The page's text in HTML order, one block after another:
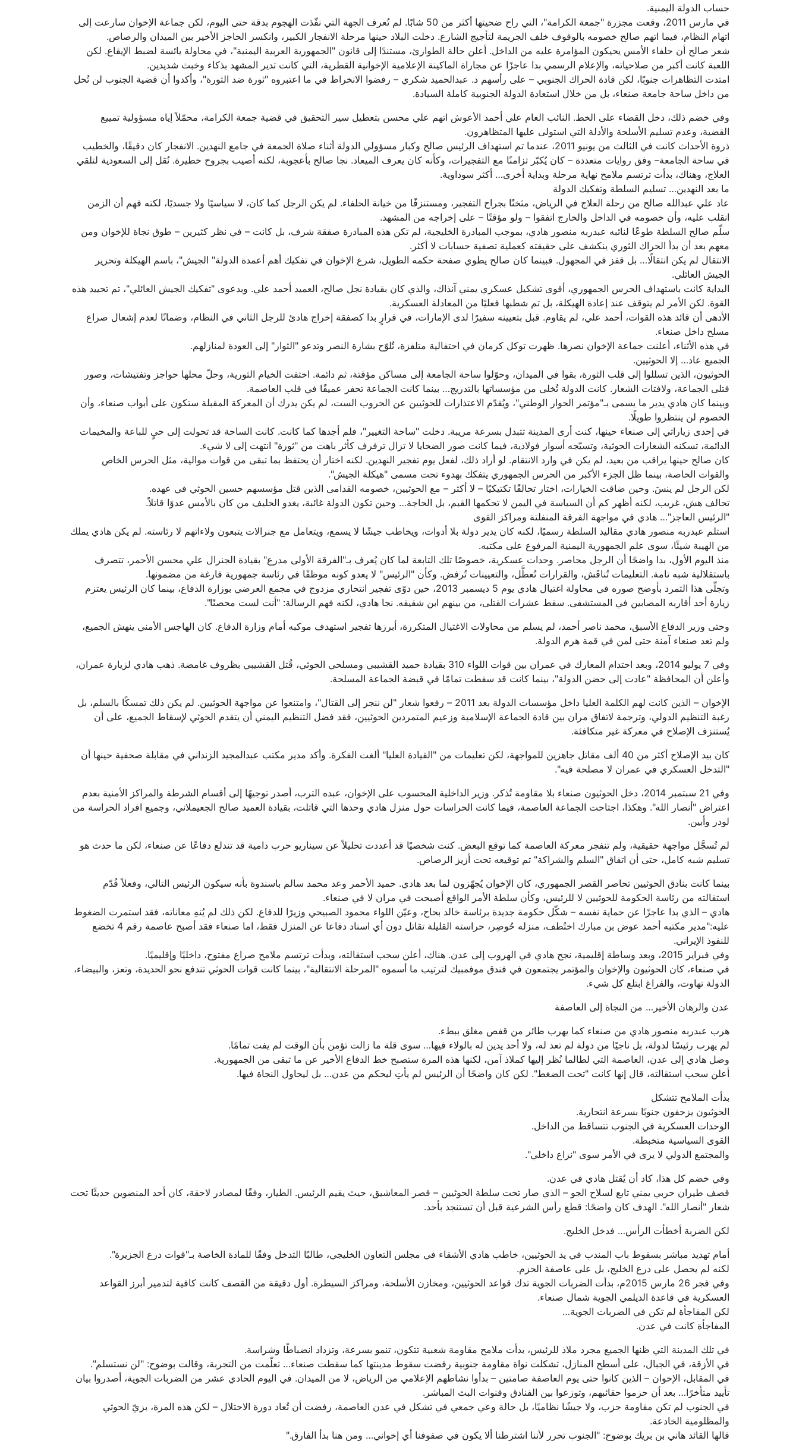
حساب الدولة اليمنية.
في مارس 2011، وقعت مجزرة "جمعة الكرامة"، التي راح ضحيتها أكثر من 50 شابًا. لم تُعرف الجهة التي نفّذت الهجوم بدقة حتى اليوم، لكن جماعة الإخوان سارعت إلى
اتهام النظام، فيما اتهم صالح خصومه بالوقوف خلف الجريمة لتأجيج الشارع. دخلت البلاد حينها مرحلة الانفجار الكبير، وانكسر الحاجز الأخير بين الميدان والرصاص.
شعر صالح أن حلفاء الأمس يحيكون المؤامرة عليه من الداخل. أعلن حالة الطوارئ، مستندًا إلى قانون "الجمهورية العربية اليمنية"، في محاولة يائسة لضبط الإيقاع. لكن
اللعبة كانت أكبر من صلاحياته، والإعلام الرسمي بدا عاجزًا عن مجاراة الماكينة الإعلامية الإخوانية القطرية، التي كانت تدير المشهد بذكاء وخبث شديدين.
امتدت التظاهرات جنوبًا، لكن قادة الحراك الجنوبي – على رأسهم د. عبدالحميد شكري – رفضوا الانخراط في ما اعتبروه "ثورة ضد الثورة"، وأكدوا أن قضية الجنوب لن تُحل
من داخل ساحة جامعة صنعاء، بل من خلال استعادة الدولة الجنوبية كاملة السيادة.
وفي خضم ذلك، دخل القضاء على الخط. النائب العام علي أحمد الأعوش اتهم علي محسن بتعطيل سير التحقيق في قضية جمعة الكرامة، محمّلاً إياه مسؤولية تمييع
القضية، وعدم تسليم الأسلحة والأدلة التي استولى عليها المتظاهرون.
ذروة الأحداث كانت في الثالث من يونيو 2011، عندما تم استهداف الرئيس صالح وكبار مسؤولي الدولة أثناء صلاة الجمعة في جامع النهدين. الانفجار كان دقيقًا، والخطيب
في ساحة الجامعة– وفق روايات متعددة – كان يُكبّر تزامنًا مع التفجيرات، وكأنه كان يعرف الميعاد. نجا صالح بأعجوبة، لكنه أصيب بجروح خطيرة. نُقل إلى السعودية لتلقي
العلاج، وهناك، بدأت ترتسم ملامح نهاية مرحلة وبداية أخرى… أكثر سوداوية.
ما بعد النهدين… تسليم السلطة وتفكيك الدولة
عاد علي عبدالله صالح من رحلة العلاج في الرياض، مثخنًا بجراح التفجير، ومستنزفًا من خيانة الحلفاء. لم يكن الرجل كما كان، لا سياسيًا ولا جسديًا، لكنه فهم أن الزمن
انقلب عليه، وأن خصومه في الداخل والخارج اتفقوا – ولو مؤقتًا – على إخراجه من المشهد.
سلّم صالح السلطة طوعًا لنائبه عبدربه منصور هادي، بموجب المبادرة الخليجية، لم تكن هذه المبادرة صفقة شرف، بل كانت – في نظر كثيرين – طوق نجاة للإخوان ومن
معهم بعد أن بدأ الحراك الثوري ينكشف على حقيقته كعملية تصفية حسابات لا أكثر.
الانتقال لم يكن انتقالًا… بل قفز في المجهول. فبينما كان صالح يطوي صفحة حكمه الطويل، شرع الإخوان في تفكيك أهم أعمدة الدولة" الجيش"، باسم الهيكلة وتحرير
الجيش العائلي.
البداية كانت باستهداف الحرس الجمهوري، أقوى تشكيل عسكري يمني آنذاك، والذي كان بقيادة نجل صالح، العميد أحمد علي. وبدعوى "تفكيك الجيش العائلي"، تم تحييد هذه
القوة. لكن الأمر لم يتوقف عند إعادة الهيكلة، بل تم شطبها فعليًا من المعادلة العسكرية.
الأدهى أن قائد هذه القوات، أحمد علي، لم يقاوم. قبل بتعيينه سفيرًا لدى الإمارات، في قرارٍ بدا كصفقة إخراج هادئ للرجل الثاني في النظام، وضمانًا لعدم إشعال صراع
مسلح داخل صنعاء.
في هذه الأثناء، أعلنت جماعة الإخوان نصرها. ظهرت توكل كرمان في احتفالية متلفزة، تُلوّح بشارة النصر وتدعو "الثوار" إلى العودة لمنازلهم.
الجميع عاد… إلا الحوثيين.
الحوثيون، الذين تسللوا إلى قلب الثورة، بقوا في الميدان، وحوّلوا ساحة الجامعة إلى مساكن مؤقتة، ثم دائمة. اختفت الخيام الثورية، وحلّ محلها حواجز وتفتيشات، وصور
قتلى الجماعة، ولافتات الشعار. كانت الدولة تُخلى من مؤسساتها بالتدريج… بينما كانت الجماعة تحفر عميقًا في قلب العاصمة.
وبينما كان هادي يدير ما يسمى بـ"مؤتمر الحوار الوطني"، ويُقدّم الاعتذارات للحوثيين عن الحروب الست، لم يكن يدرك أن المعركة المقبلة ستكون على أبواب صنعاء، وأن
الخصوم لن ينتظروا طويلًا.
في إحدى زياراتي إلى صنعاء حينها، كنت أرى المدينة تتبدل بسرعة مريبة. دخلت "ساحة التغيير"، فلم أجدها كما كانت. كانت الساحة قد تحولت إلى حيٍ للباعة والمخيمات
الدائمة، تسكنه الشعارات الحوثية، وتسيّجه أسوار فولاذية، فيما كانت صور الضحايا لا تزال ترفرف كأثر باهت من "ثورة" انتهت إلى لا شيء.
كان صالح حينها يراقب من بعيد، لم يكن في وارد الانتقام. لو أراد ذلك، لفعل يوم تفجير النهدين. لكنه اختار أن يحتفظ بما تبقى من قوات موالية، مثل الحرس الخاص
والقوات الخاصة، بينما ظل الجزء الأكبر من الحرس الجمهوري يتفكك بهدوء تحت مسمى "هيكلة الجيش".
لكن الرجل لم ينسَ. وحين ضاقت الخيارات، اختار تحالفًا تكتيكيًا – لا أكثر – مع الحوثيين، خصومه القدامى الذين قتل مؤسسهم حسين الحوثي في عهده.
تحالف هش، غريب، لكنه أظهر كم أن السياسة في اليمن لا تحكمها القيم، بل الحاجة… وحين تكون الدولة غائبة، يغدو الحليف من كان بالأمس عدوًا قاتلاً.
"الرئيس العاجز"… هادي في مواجهة الفرقة المنفلتة ومراكز القوى
استلم عبدربه منصور هادي مقاليد السلطة رسميًا، لكنه كان يدير دولة بلا أدوات، ويخاطب جيشًا لا يسمع، ويتعامل مع جنرالات يتبعون ولاءاتهم لا رئاسته. لم يكن هادي يملك
من الهيبة شيئًا، سوى علم الجمهورية اليمنية المرفوع على مكتبه.
منذ اليوم الأول، بدا واضحًا أن الرجل محاصر. وحدات عسكرية، خصوصًا تلك التابعة لما كان يُعرف بـ"الفرقة الأولى مدرع" بقيادة الجنرال علي محسن الأحمر، تتصرف
باستقلالية شبه تامة. التعليمات تُناقَش، والقرارات تُعطَّل، والتعيينات تُرفض. وكأن "الرئيس" لا يعدو كونه موظفًا في رئاسة جمهورية فارغة من مضمونها.
وتجلّى هذا التمرد بأوضح صوره في محاولة اغتيال هادي يوم 5 ديسمبر 2013، حين دوّى تفجير انتحاري مزدوج في مجمع العرضي بوزارة الدفاع، بينما كان الرئيس يعتزم
زيارة أحد أقاربه المصابين في المستشفى. سقط عشرات القتلى، من بينهم ابن شقيقه. نجا هادي، لكنه فهم الرسالة: "أنت لست محصنًا".
وحتى وزير الدفاع الأسبق، محمد ناصر أحمد، لم يسلم من محاولات الاغتيال المتكررة، أبرزها تفجير استهدف موكبه أمام وزارة الدفاع. كان الهاجس الأمني ينهش الجميع،
ولم تعد صنعاء آمنة حتى لمن في قمة هرم الدولة.
وفي 7 يوليو 2014، وبعد احتدام المعارك في عمران بين قوات اللواء 310 بقيادة حميد القشيبي ومسلحي الحوثي، قُتل القشيبي بظروف غامضة. ذهب هادي لزيارة عمران،
وأعلن أن المحافظة "عادت إلى حضن الدولة"، بينما كانت قد سقطت تمامًا في قبضة الجماعة المسلحة.
الإخوان – الذين كانت لهم الكلمة العليا داخل مؤسسات الدولة بعد 2011 – رفعوا شعار "لن ننجر إلى القتال"، وامتنعوا عن مواجهة الحوثيين. لم يكن ذلك تمسكًا بالسلم، بل
رغبة التنظيم الدولي، وترجمة لاتفاق مران بين قادة الجماعة الإسلامية وزعيم المتمردين الحوثيين، فقد فضل التنظيم اليمني أن يتقدم الحوثي لإسقاط الجميع، على أن
يُستنزف الإصلاح في معركة غير متكافئة.
كان بيد الإصلاح أكثر من 40 ألف مقاتل جاهزين للمواجهة، لكن تعليمات من "القيادة العليا" ألغت الفكرة. وأكد مدير مكتب عبدالمجيد الزنداني في مقابلة صحفية حينها أن
"التدخل العسكري في عمران لا مصلحة فيه".
وفي 21 سبتمبر 2014، دخل الحوثيون صنعاء بلا مقاومة تُذكر. وزير الداخلية المحسوب على الإخوان، عبده الترب، أصدر توجيهًا إلى أقسام الشرطة والمراكز الأمنية بعدم
اعتراض "أنصار الله". وهكذا، اجتاحت الجماعة العاصمة، فيما كانت الحراسات حول منزل هادي وحدها التي قاتلت، بقيادة العميد صالح الجعيملاني، وجميع افراد الحراسة من
لودر وأبين.
لم تُسجَّل مواجهة حقيقية، ولم تنفجر معركة العاصمة كما توقع البعض. كنت شخصيًا قد أعددت تحليلاً عن سيناريو حرب دامية قد تندلع دفاعًا عن صنعاء، لكن ما حدث هو
تسليم شبه كامل، حتى أن اتفاق "السلم والشراكة" تم توقيعه تحت أزيز الرصاص.
بينما كانت بنادق الحوثيين تحاصر القصر الجمهوري، كان الإخوان يُجهّزون لما بعد هادي. حميد الأحمر وعد محمد سالم باسندوة بأنه سيكون الرئيس التالي، وفعلاً قُدّم
استقالته من رئاسة الحكومة للحوثيين لا للرئيس، وكأن سلطة الأمر الواقع أصبحت في مران لا في صنعاء.
هادي – الذي بدا عاجزًا عن حماية نفسه – شكّل حكومة جديدة برئاسة خالد بحاح، وعيّن اللواء محمود الصبيحي وزيرًا للدفاع. لكن ذلك لم يُنهِ معاناته، فقد استمرت الضغوط
عليه:"مدير مكتبه أحمد عوض بن مبارك اختُطف، منزله حُوصِر، حراسته القليلة تقاتل دون أي اسناد دفاعا عن المنزل فقط، اما صنعاء فقد أصبح عاصمة رقم 4 تخضع
للنفوذ الإيراني.
وفي فبراير 2015، وبعد وساطة إقليمية، نجح هادي في الهروب إلى عدن. هناك، أعلن سحب استقالته، وبدأت ترتسم ملامح صراع مفتوح، داخليًا وإقليميًا.
في صنعاء، كان الحوثيون والإخوان والمؤتمر يجتمعون في فندق موفمبيك لترتيب ما أسموه "المرحلة الانتقالية"، بينما كانت قوات الحوثي تندفع نحو الحديدة، وتعز، والبيضاء،
الدولة تهاوت، والفراغ ابتلع كل شيء.
عدن والرهان الأخير… من النجاة إلى العاصفة
هرب عبدربه منصور هادي من صنعاء كما يهرب طائر من قفص مغلق ببطء.
لم يهرب رئيسًا لدولة، بل ناجيًا من دولة لم تعد له، ولا أحد يدين له بالولاء فيها… سوى قلة ما زالت تؤمن بأن الوقت لم يفت تمامًا.
وصل هادي إلى عدن، العاصمة التي لطالما نُظر إليها كملاذ آمن، لكنها هذه المرة ستصبح خط الدفاع الأخير عن ما تبقى من الجمهورية.
أعلن سحب استقالته، قال إنها كانت "تحت الضغط". لكن كان واضحًا أن الرئيس لم يأتِ ليحكم من عدن… بل ليحاول النجاة فيها.
بدأت الملامح تتشكل
الحوثيون يزحفون جنوبًا بسرعة انتحارية.
الوحدات العسكرية في الجنوب تتساقط من الداخل.
القوى السياسية متخبطة.
والمجتمع الدولي لا يرى في الأمر سوى "نزاع داخلي".
وفي خضم كل هذا، كاد أن يُقتل هادي في عدن.
قصف طيران حربي يمني تابع لسلاح الجو – الذي صار تحت سلطة الحوثيين – قصر المعاشيق، حيث يقيم الرئيس. الطيار، وفقًا لمصادر لاحقة، كان أحد المنضوين حديثًا تحت
شعار "أنصار الله". الهدف كان واضحًا: قطع رأس الشرعية قبل أن تستنجد بأحد.
لكن الضربة أخطأت الرأس… فدخل الخليج.
أمام تهديد مباشر بسقوط باب المندب في يد الحوثيين، خاطب هادي الأشقاء في مجلس التعاون الخليجي، طالبًا التدخل وفقًا للمادة الخاصة بـ"قوات درع الجزيرة".
لكنه لم يحصل على درع الخليج، بل على عاصفة الحزم.
وفي فجر 26 مارس 2015م، بدأت الضربات الجوية تدك قواعد الحوثيين، ومخازن الأسلحة، ومراكز السيطرة. أول دقيقة من القصف كانت كافية لتدمير أبرز القواعد
العسكرية في قاعدة الديلمي الجوية شمال صنعاء.
لكن المفاجأة لم تكن في الضربات الجوية…
المفاجأة كانت في عدن.
في تلك المدينة التي ظنها الجميع مجرد ملاذ للرئيس، بدأت ملامح مقاومة شعبية تتكون، تنمو بسرعة، وتزداد انضباطًا وشراسة.
في الأزقة، في الجبال، على أسطح المنازل، تشكلت نواة مقاومة جنوبية رفضت سقوط مدينتها كما سقطت صنعاء… تعلّمت من التجربة، وقالت بوضوح: "لن نستسلم".
في المقابل، الإخوان – الذين كانوا حتى يوم العاصفة صامتين – بدأوا نشاطهم الإعلامي من الرياض، لا من الميدان. في اليوم الحادي عشر من الضربات الجوية، أصدروا بيان
تأييد متأخرًا… بعد أن حزموا حقائبهم، وتوزعوا بين الفنادق وقنوات البث المباشر.
في الجنوب لم تكن مقاومة حزب، ولا جيشًا نظاميًا، بل حالة وعي جمعي في تشكل في عدن العاصمة، رفضت أن تُعاد دورة الاحتلال – لكن هذه المرة، بزيّ الحوثي
والمظلومية الخادعة.
قالها القائد هاني بن بريك بوضوح: "الجنوب تحرر لأننا اشترطنا ألا يكون في صفوفنا أي إخواني… ومن هنا بدأ الفارق."